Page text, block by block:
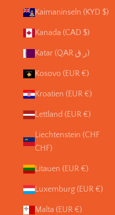
Kaimaninseln (KYD $)
Kanada (CAD $)
Katar (QAR ر.ق)
Kosovo (EUR €)
Kroatien (EUR €)
Lettland (EUR €)
Liechtenstein (CHF
CHF)
Litauen (EUR €)
Luxemburg (EUR €)
Malta (EUR €)